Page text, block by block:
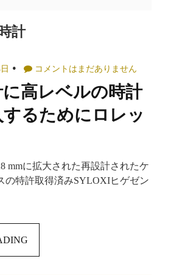
計
コメントはまだありません
高レベルの時計
るためにロレッ
mmに拡大された再設計されたケ
の特許取得済みSYLOXIヒゲゼン